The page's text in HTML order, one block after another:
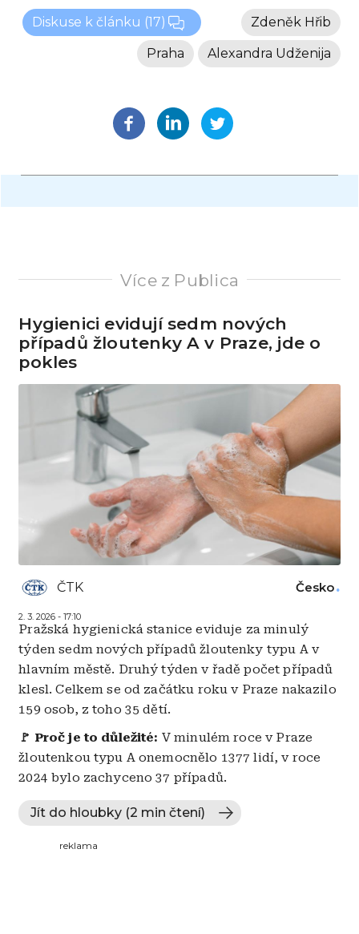
Diskuse k článku (17) Zdeněk Hřib
Alexandra Udženija
Praha
Více z Publica
Hygienici evidují sedm nových
případů žloutenky A v Praze, jde o
pokles
ČTK
2. 3. 2026 - 17:10
Česko
Pražská hygienická stanice eviduje za minulý
týden sedm nových případů žloutenky typu A v
hlavním městě. Druhý týden v řadě počet případů
klesl. Celkem se od začátku roku v Praze nakazilo
159 osob, z toho 35 dětí.
🚩 Proč je to důležité: V minulém roce v Praze
žloutenkou typu A onemocnělo 1377 lidí, v roce
2024 bylo zachyceno 37 případů.
Jít do hloubky (2 min čtení)
reklama